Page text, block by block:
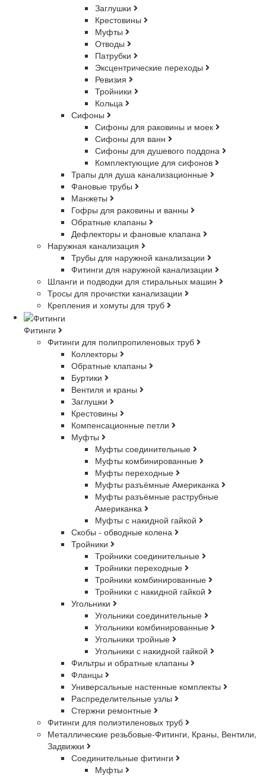
Заглушки
Крестовины
Муфты
Отводы
Патрубки
Эксцентрические переходы
Ревизия
Тройники
Кольца
Сифоны
Сифоны для раковины и моек
Сифоны для ванн
Сифоны для душевого поддона
Комплектующие для сифонов
Трапы для душа канализационные
Фановые трубы
Манжеты
Гофры для раковины и ванны
Обратные клапаны
Дефлекторы и фановые клапана
Наружная канализация
Трубы для наружной канализации
Фитинги для наружной канализации
Шланги и подводки для стиральных машин
Тросы для прочистки канализации
Крепления и хомуты для труб
Фитинги
Фитинги для полипропиленовых труб
Коллекторы
Обратные клапаны
Буртики
Вентиля и краны
Заглушки
Крестовины
Компенсационные петли
Муфты
Муфты соединительные
Муфты комбинированные
Муфты переходные
Муфты разъёмные Американка
Муфты разъёмные раструбные
Американка
Муфты с накидной гайкой
Скобы - обводные колена
Тройники
Тройники соединительные
Тройники переходные
Тройники комбинированные
Тройники с накидной гайкой
Угольники
Угольники соединительные
Угольники комбинированные
Угольники тройные
Угольники с накидной гайкой
Фильтры и обратные клапаны
Фланцы
Универсальные настенные комплекты
Распределительные узлы
Стержни ремонтные
Фитинги для полиэтиленовых труб
Металлические резьбовые-Фитинги, Краны, Вентили,
Задвижки
Соединительные фитинги
Муфты